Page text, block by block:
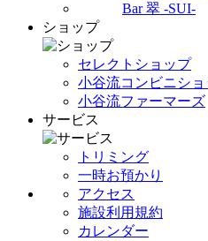
Bar 翠 -SUI-
ショップ
セレクトショップ
小谷流コンビニシ
小谷流ファーマーズ
サービス
トリミング
一時お預かり
アクセス
施設利用規約
カレンダー